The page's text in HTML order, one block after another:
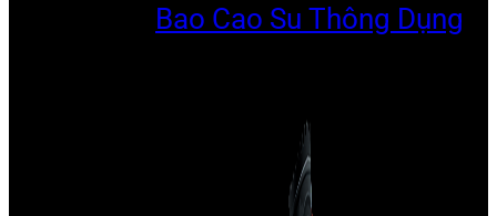
Bao Cao Su Thông Dụng